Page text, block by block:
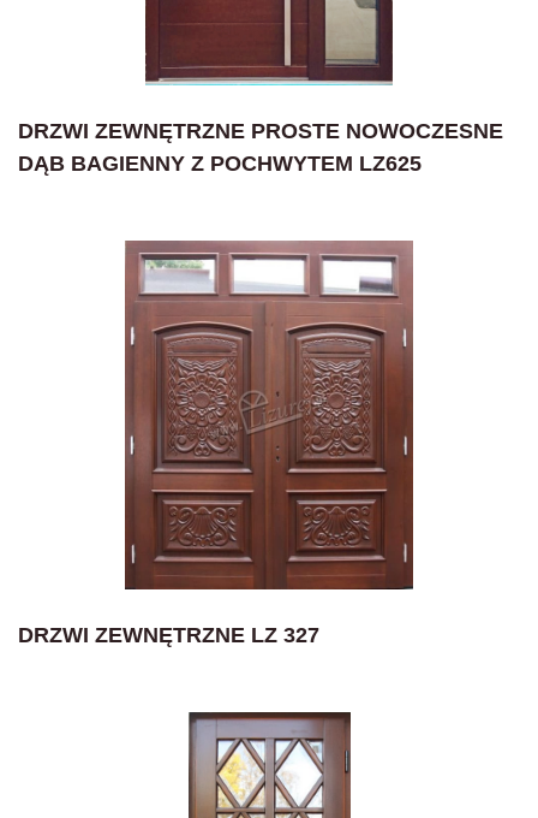
DRZWI ZEWNĘTRZNE PROSTE NOWOCZESNE
DĄB BAGIENNY Z POCHWYTEM LZ625
DRZWI ZEWNĘTRZNE LZ 327